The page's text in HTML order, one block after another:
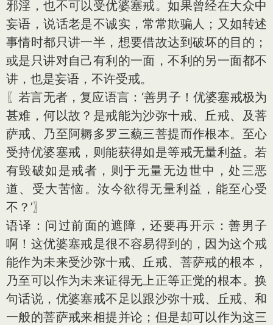
邪淫，也不可以受优婆塞戒。如果曾经在大众中
妄语，说话老是不诚实，常常欺骗人；又如转述
事情时都只讲一半，想要借故达到破坏的目的；
或是只讲对自己有利的一面，不利的另一面都不
讲，也是妄语，不许受戒。
〖若言无者，复应语言：‘善男子！优婆塞戒极为
甚难，何以故？是戒能为沙弥十戒、丘戒、及菩
萨戒、乃至阿耨多罗三藐三菩提而作根本。至心
受持优婆塞戒，则能获得如是等戒无量利益。若
有毁破如是戒者，则于无量无边世中，处三恶
道、受大苦恼。汝今欲得无量利益，能至心受
不？’〗
语译：问过前面的遮障，还要再开示：善男子
啊！这优婆塞戒是很不容易得到的，因为这个戒
能作为未来受沙弥十戒、丘戒、菩萨戒的根本，
乃至可以作为未来证得无上正等正觉的根本。换
句话说，优婆塞戒不足以跟沙弥十戒、丘戒、和
一般的菩萨戒来相提并论；但是却可以作为这三